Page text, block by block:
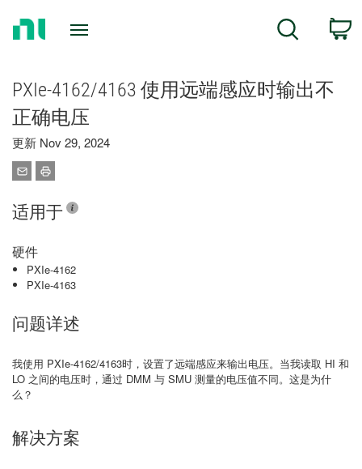
Search
PXIe-4162/4163 使用远端感应时输出不
正确电压
更新 Nov 29, 2024
适用于
硬件
PXIe-4162
PXIe-4163
问题详述
我使用 PXIe-4162/4163时，设置了远端感应来输出电压。当我读取 HI 和
LO 之间的电压时，通过 DMM 与 SMU 测量的电压值不同。这是为什
么？
解决方案